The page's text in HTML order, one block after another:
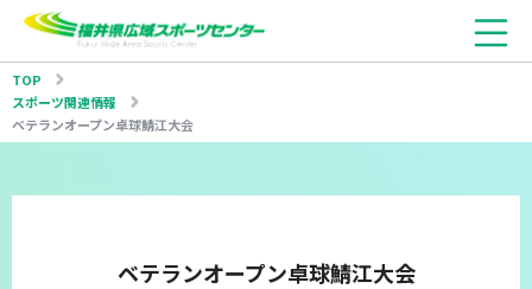
TOP
スポーツ関連情報
ベテランオープン卓球鯖江大会
ベテランオープン卓球鯖江大会